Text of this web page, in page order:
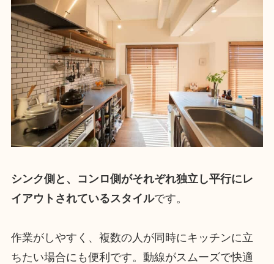
シンク側と、コンロ側がそれぞれ独立し平行にレ
イアウトされているスタイルです。
作業がしやすく、複数の人が同時にキッチンに立
ちたい場合にも便利です。動線がスムーズで快適